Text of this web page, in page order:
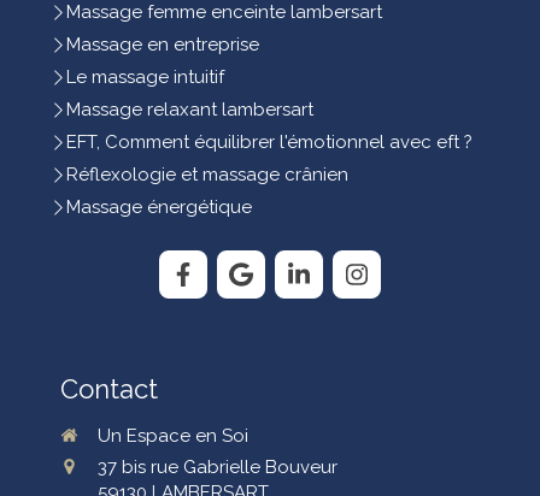
Massage femme enceinte lambersart
Massage en entreprise
Le massage intuitif
Massage relaxant lambersart
EFT, Comment équilibrer l'émotionnel avec eft ?
Réflexologie et massage crânien
Massage énergétique
Contact
Un Espace en Soi
37 bis rue Gabrielle Bouveur